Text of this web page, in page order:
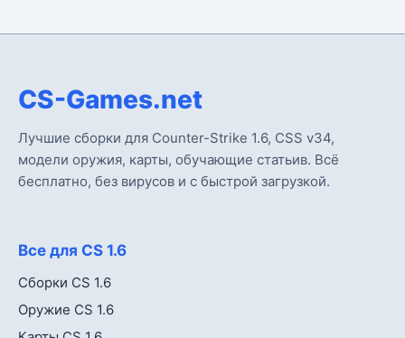
CS-Games.net
Лучшие сборки для Counter-Strike 1.6, CSS v34,
модели оружия, карты, обучающие статьив. Всё
бесплатно, без вирусов и с быстрой загрузкой.
Все для CS 1.6
Сборки CS 1.6
Оружие CS 1.6